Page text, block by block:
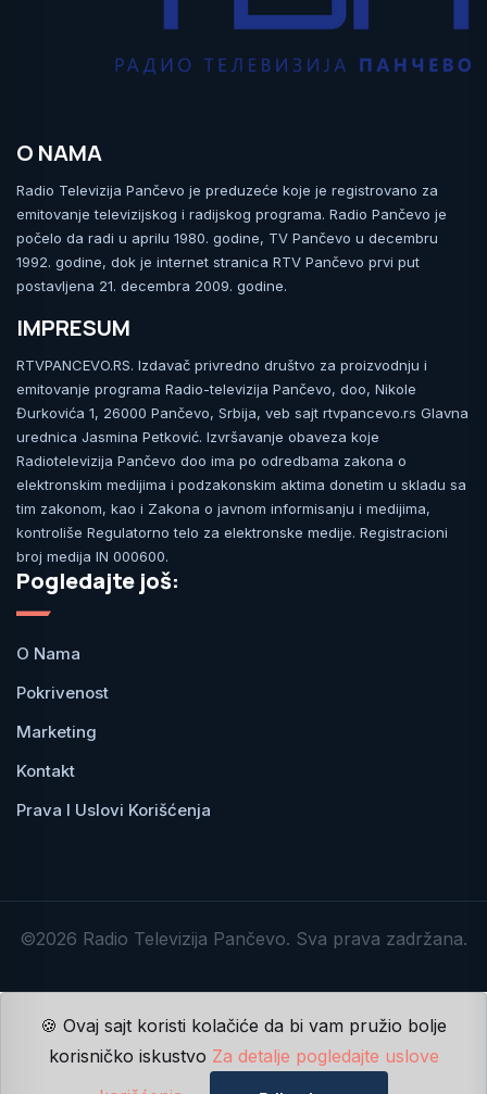
O NAMA
Radio Televizija Pančevo je preduzeće koje je registrovano za
emitovanje televizijskog i radijskog programa. Radio Pančevo je
počelo da radi u aprilu 1980. godine, TV Pančevo u decembru
1992. godine, dok je internet stranica RTV Pančevo prvi put
postavljena 21. decembra 2009. godine.
IMPRESUM
RTVPANCEVO.RS. Izdavač privredno društvo za proizvodnju i
emitovanje programa Radio-televizija Pančevo, doo, Nikole
Đurkovića 1, 26000 Pančevo, Srbija, veb sajt rtvpancevo.rs Glavna
urednica Jasmina Petković. Izvršavanje obaveza koje
Radiotelevizija Pančevo doo ima po odredbama zakona o
elektronskim medijima i podzakonskim aktima donetim u skladu sa
tim zakonom, kao i Zakona o javnom informisanju i medijima,
kontroliše Regulatorno telo za elektronske medije. Registracioni
broj medija IN 000600.
Pogledajte još:
O Nama
Pokrivenost
Marketing
Kontakt
Prava I Uslovi Korišćenja
©2026 Radio Televizija Pančevo. Sva prava zadržana.
🍪 Ovaj sajt koristi kolačiće da bi vam pružio bolje
korisničko iskustvo Za detalje pogledajte uslove